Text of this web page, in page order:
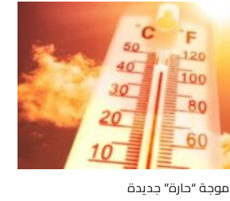
موجة “حارة” جديدة